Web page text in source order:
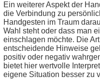
Ein weiterer Aspekt der
die Verbindung zu
Handgesten im Traum
Wahl steht oder dass man
einschlagen möchte. Die
entscheidende Hinweise
positiv oder negativ
bietet hier wertvolle
eigene Situation besser zu